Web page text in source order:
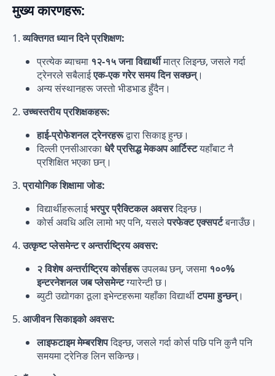
मुख्य कारणहरू:
1.व्यक्तिगत ध्यान दिने प्रशिक्षण:
प्रत्येक ब्याचमा १२-१५ जना विद्यार्थीमात्र लिइन्छ, जसले गर्दा
ट्रेनरले सबैलाईएक-एक गरेर समय दिन सक्छन्।
अन्य संस्थानहरू जस्तो भीडभाड हुँदैन।
2.उच्चस्तरीय प्रशिक्षकहरू:
हाई-प्रोफेशनल ट्रेनरहरूद्वारा सिकाइ हुन्छ।
दिल्ली एनसीआरकाधेरै प्रसिद्ध मेकअप आर्टिस्टयहाँबाट नै
प्रशिक्षित भएका छन्।
3.प्रायोगिक शिक्षामा जोड:
विद्यार्थीहरूलाईभरपुर प्रैक्टिकल अवसरदिइन्छ।
कोर्स अवधि अलि लामो भए पनि, यसलेपरफेक्ट एक्सपर्टबनाउँछ।
4.उत्कृष्ट प्लेसमेन्ट र अन्तर्राष्ट्रिय अवसर:
२ विशेष अन्तर्राष्ट्रिय कोर्सहरूउपलब्ध छन्, जसमा १००%
इन्टरनेशनल जब प्लेसमेन्टग्यारेन्टी छ।
ब्युटी उद्योगका ठूला इभेन्टहरूमा यहाँका विद्यार्थीटपमा हुन्छन्।
5. आजीवन सिकाइको अवसर:
लाइफटाइम मेम्बरशिपदिइन्छ, जसले गर्दा कोर्स पछि पनि कुनै पनि
समयमा ट्रेनिङ लिन सकिन्छ।